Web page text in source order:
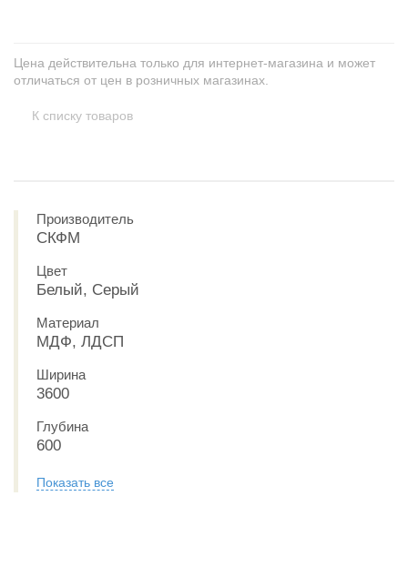
Цена действительна только для интернет-магазина и может
отличаться от цен в розничных магазинах.
К списку товаров
Производитель
СКФМ
Цвет
Белый, Серый
Материал
МДФ, ЛДСП
Ширина
3600
Глубина
600
Показать все